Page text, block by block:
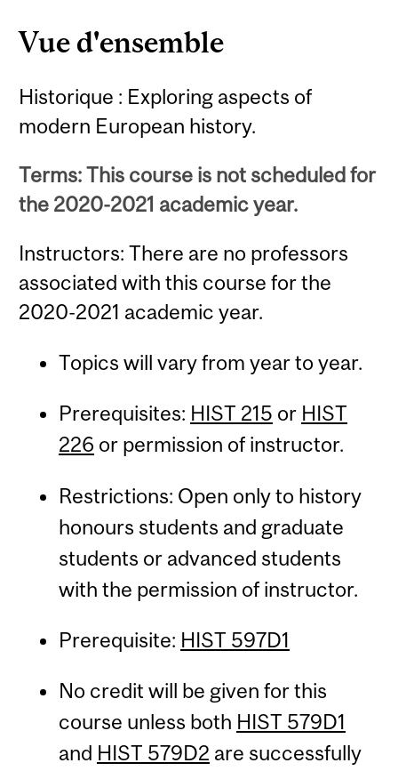
Vue d'ensemble
Historique : Exploring aspects of
modern European history.
Terms: This course is not scheduled for
the 2020-2021 academic year.
Instructors: There are no professors
associated with this course for the
2020-2021 academic year.
Topics will vary from year to year.
Prerequisites: HIST 215 or HIST
226 or permission of instructor.
Restrictions: Open only to history
honours students and graduate
students or advanced students
with the permission of instructor.
Prerequisite: HIST 597D1
No credit will be given for this
course unless both HIST 579D1
and HIST 579D2 are successfully